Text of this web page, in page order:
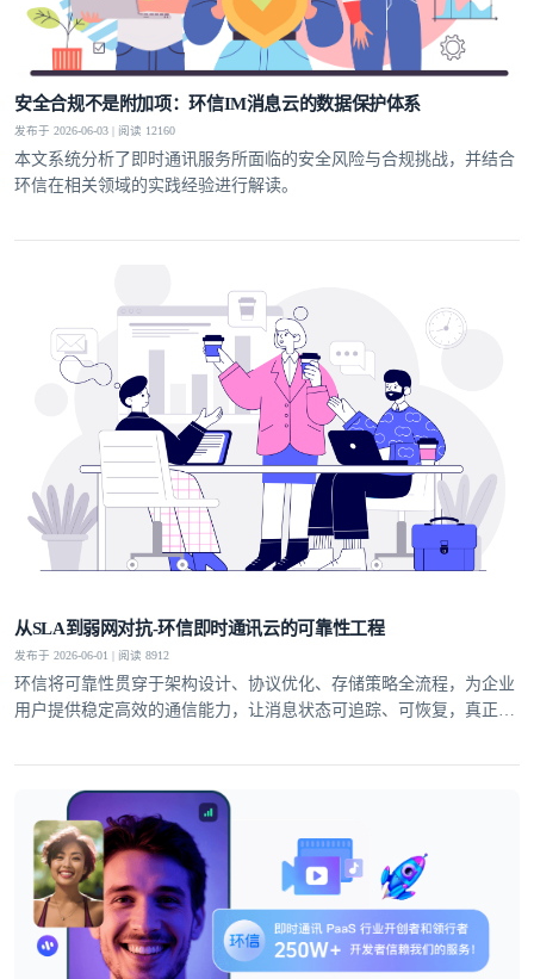
安全合规不是附加项：环信IM消息云的数据保护体系
发布于 2026-06-03 | 阅读 12160
本文系统分析了即时通讯服务所面临的安全风险与合规挑战，并结合
环信在相关领域的实践经验进行解读。
从SLA到弱网对抗-环信即时通讯云的可靠性工程
发布于 2026-06-01 | 阅读 8912
环信将可靠性贯穿于架构设计、协议优化、存储策略全流程，为企业
用户提供稳定高效的通信能力，让消息状态可追踪、可恢复，真正实